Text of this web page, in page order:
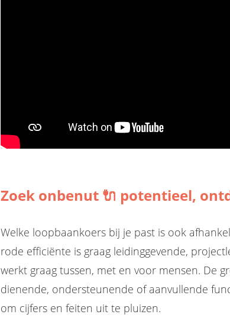
Zoek onbenut 🔌 potentieel,
Welke loopbaankoers bij je past is ook
rode efficiënte is graag leidinggevende,
werkt graag tussen, met en voor mensen. De
dienende, ondersteunende of aanvullende
om cijfers en feiten uit te pluizen.